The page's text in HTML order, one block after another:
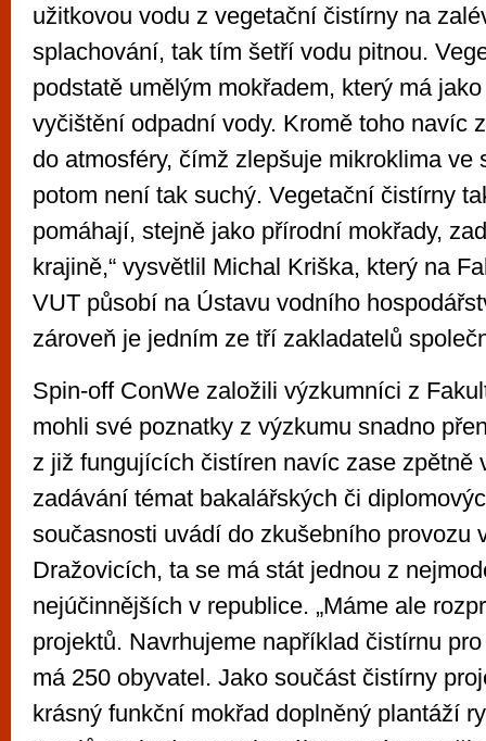
užitkovou vodu z vegetační čistírny na
splachování, tak tím šetří vodu pitnou.
podstatě umělým mokřadem, který má
vyčištění odpadní vody. Kromě toho navíc
do atmosféry, čímž zlepšuje mikroklima ve
potom není tak suchý. Vegetační čistírny
pomáhají, stejně jako přírodní mokřady,
krajině,“ vysvětlil Michal Kriška, který na
VUT působí na Ústavu vodního
zároveň je jedním ze tří zakladatelů
Spin-off ConWe založili výzkumníci z
mohli své poznatky z výzkumu snadno
z již fungujících čistíren navíc zase zpětně
zadávání témat bakalářských či
současnosti uvádí do zkušebního provozu
Dražovicích, ta se má stát jednou z
nejúčinnějších v republice. „Máme ale
projektů. Navrhujeme například čistírnu
má 250 obyvatel. Jako součást čistírny
krásný funkční mokřad doplněný plantáží